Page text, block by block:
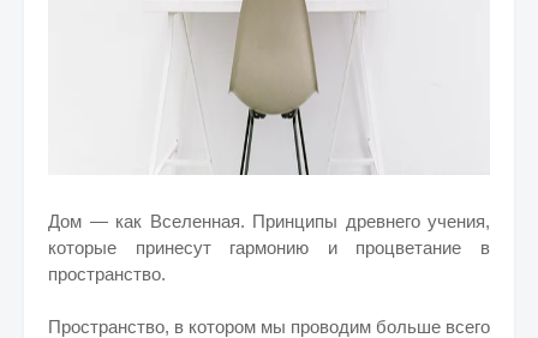
Дом — как Вселенная. Принципы древнего учения,
которые принесут гармонию и процветание в
пространство.
Пространство, в котором мы проводим больше всего